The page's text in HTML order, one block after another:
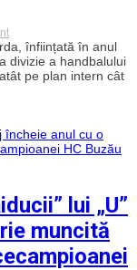
on
Bilanțul
Potaissei
Turda
în
anul
pe
locul
Liga
Zimbrilor
înființată în anul
divizie a handbalului
pe plan intern cât
lui „U”
muncită